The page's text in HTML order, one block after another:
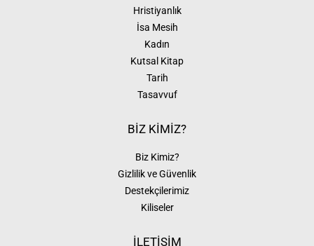
Hristiyanlık
İsa Mesih
Kadın
Kutsal Kitap
Tarih
Tasavvuf
BİZ KİMİZ?
Biz Kimiz?
Gizlilik ve Güvenlik
Destekçilerimiz
Kiliseler
İLETİŞİM